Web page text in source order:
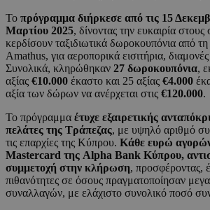
Το πρόγραμμα διήρκεσε από τις 15
Μαρτίου 2025, δίνοντας την ευκαιρία
κερδίσουν ταξιδιωτικά δωροκουπόνια από
Amathus, για αεροπορικά εισιτήρια,
Συνολικά, κληρώθηκαν 27 δωροκουπόνια,
αξίας €10.000 έκαστο και 25 αξίας €4.000
αξία των δώρων να ανέρχεται στις €120.000.
Το πρόγραμμα έτυχε εξαιρετικής
πελάτες της Τράπεζας, με υψηλό αριθμό
τις επαρχίες της Κύπρου. Κάθε ευρώ
Mastercard της Alpha Bank Κύπρου,
συμμετοχή στην κλήρωση, προσφέροντας,
πιθανότητες σε όσους πραγματοποίησαν
συναλλαγών, με ελάχιστο συνολικό ποσό